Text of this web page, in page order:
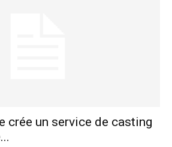
crée un service de casting